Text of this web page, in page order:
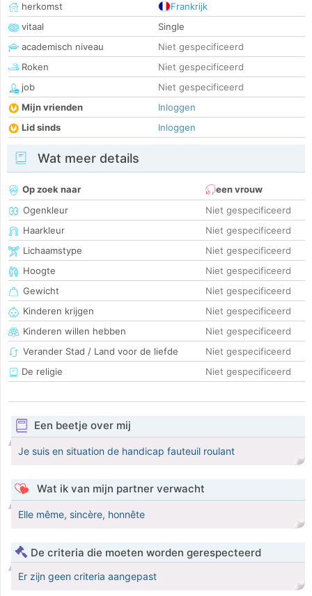
herkomst
Frankrijk
vitaal
Single
academisch niveau
Niet gespecificeerd
Roken
Niet gespecificeerd
job
Niet gespecificeerd
Mijn vrienden
Inloggen
Lid sinds
Inloggen
Wat meer details
Op zoek naar
een vrouw
Ogenkleur
Niet gespecificeerd
Haarkleur
Niet gespecificeerd
Lichaamstype
Niet gespecificeerd
Hoogte
Niet gespecificeerd
Gewicht
Niet gespecificeerd
Kinderen krijgen
Niet gespecificeerd
Kinderen willen hebben
Niet gespecificeerd
Verander Stad / Land voor de liefde
Niet gespecificeerd
De religie
Niet gespecificeerd
Een beetje over mij
Je suis en situation de handicap fauteuil roulant
Wat ik van mijn partner verwacht
Elle même, sincère, honnête
De criteria die moeten worden gerespecteerd
Er zijn geen criteria aangepast